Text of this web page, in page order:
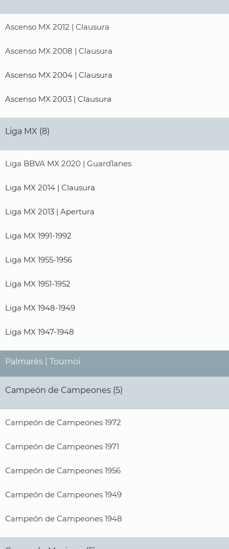
Ascenso MX 2012 | Clausura
Ascenso MX 2008 | Clausura
Ascenso MX 2004 | Clausura
Ascenso MX 2003 | Clausura
Liga MX (8)
Liga BBVA MX 2020 | Guard1anes
Liga MX 2014 | Clausura
Liga MX 2013 | Apertura
Liga MX 1991-1992
Liga MX 1955-1956
Liga MX 1951-1952
Liga MX 1948-1949
Liga MX 1947-1948
Palmarès | Tournoi
Campeón de Campeones (5)
Campeón de Campeones 1972
Campeón de Campeones 1971
Campeón de Campeones 1956
Campeón de Campeones 1949
Campeón de Campeones 1948